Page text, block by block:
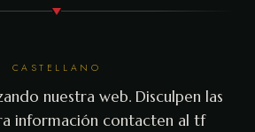
CASTELLANO
nuestra web. Disculpen las
información contacten al tf